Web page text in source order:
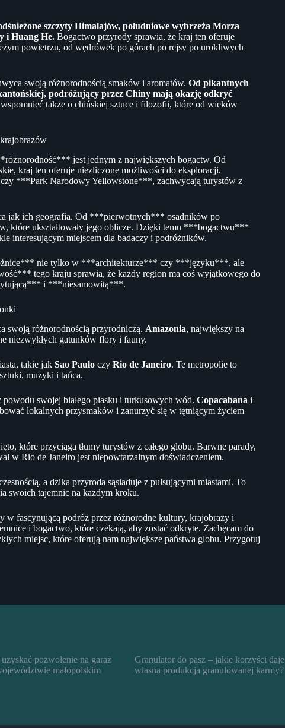
szczyty Himalajów, południowe wybrzeża Morza
i Huang He. Bogactwo przyrody sprawia, że kraj ten oferuje
powietrzu, od wędrówek po górach po rejsy po urokliwych
swoją różnorodnością smaków i aromatów. Od pikantnych
podróżujący przez Chiny mają okazję odkryć
także o chińskiej sztuce i filozofii, które od wieków
jest jednym z największych bogactw. Od
kraj ten oferuje niezliczone możliwości do eksploracji.
***Park Narodowy Yellowstone***, zachwycają turystów z
jak ich geografia. Od ***pierwotnych*** osadników po
które ukształtowały jego oblicze. Dzięki temu ***bogactwu***
miejscem dla badaczy i podróżników.
nie tylko w ***architekturze*** czy ***języku***, ale
tego kraju sprawia, że każdy region ma coś wyjątkowego do
i ***niesamowitą***.
swoją różnorodnością przyrodniczą. Amazonia, największy na
niezwykłych gatunków flory i fauny.
takie jak Sao Paulo czy Rio de Janeiro. Te metropolie to
muzyki i tańca.
swojej białego piasku i turkusowych wód. Copacabana i
lokalnych przysmaków i zanurzyć się w tętniącym życiem
które przyciąga tłumy turystów z całego globu. Barwne parady,
w Rio de Janeiro jest niepowtarzalnym doświadczeniem.
a dzika przyroda sąsiaduje z pulsującymi miastami. To
swoich tajemnic na każdym kroku.
w fascynującą podróż przez różnorodne kultury, krajobrazy i
i bogactwo, które czekają, aby zostać odkryte. Zachęcam do
miejsc, które oferują nam największe państwa globu. Przygotuj
pozwolenie na garaż
małopolskim
Granulator do pasz – jakie korzyści daje
własna produkcja granulowanej karmy?